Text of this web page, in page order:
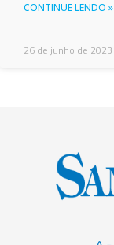
CONTINUE LENDO »
26 de junho de 2023